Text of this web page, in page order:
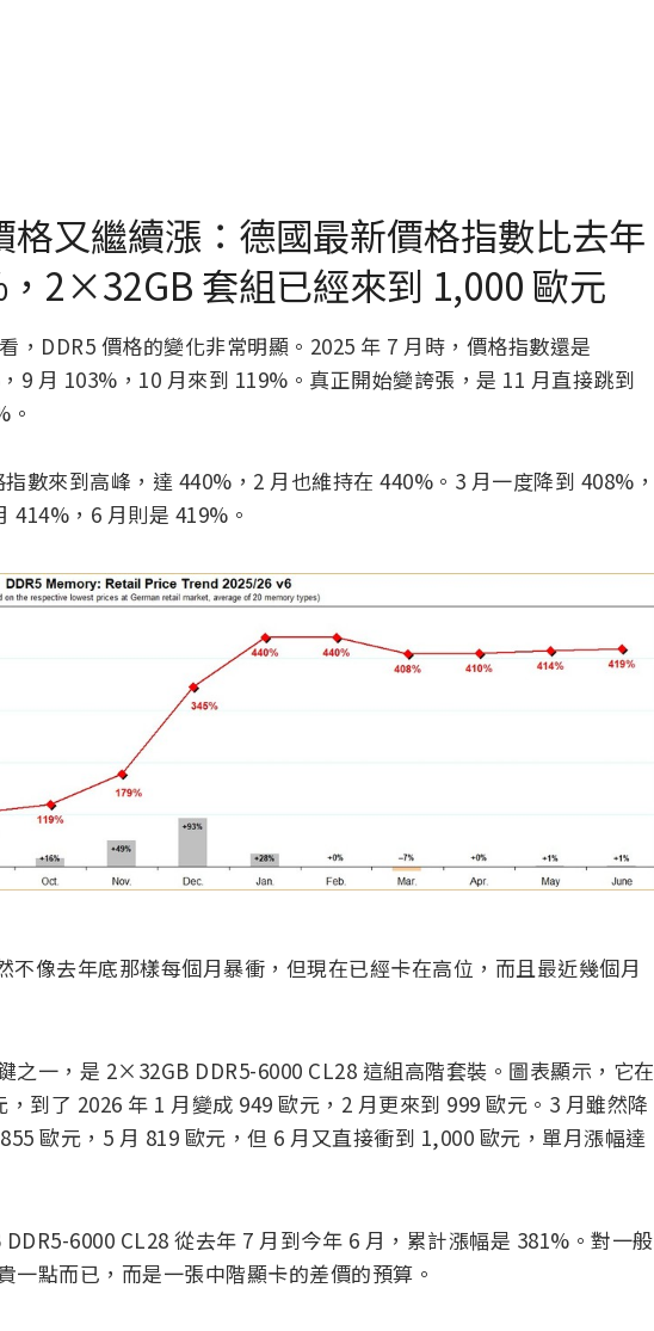
格又繼續漲：德國最新價格指數比去年
2×32GB 套組已經來到 1,000 歐元
，DDR5 價格的變化非常明顯。2025 年 7 月時，價格指數還是
9 月 103%，10 月來到 119%。真正開始變誇張，是 11 月直接跳到
數來到高峰，達 440%，2 月也維持在 440%。3 月一度降到 408%，
414%，6 月則是 419%。
不像去年底那樣每個月暴衝，但現在已經卡在高位，而且最近幾個月
之一，是 2×32GB DDR5-6000 CL28 這組高階套裝。圖表顯示，它在
到了 2026 年 1 月變成 949 歐元，2 月更來到 999 歐元。3 月雖然降
歐元，5 月 819 歐元，但 6 月又直接衝到 1,000 歐元，單月漲幅達
6000 CL28 從去年 7 月到今年 6 月，累計漲幅是 381%。對一般
一點而已，而是一張中階顯卡的差價的預算。